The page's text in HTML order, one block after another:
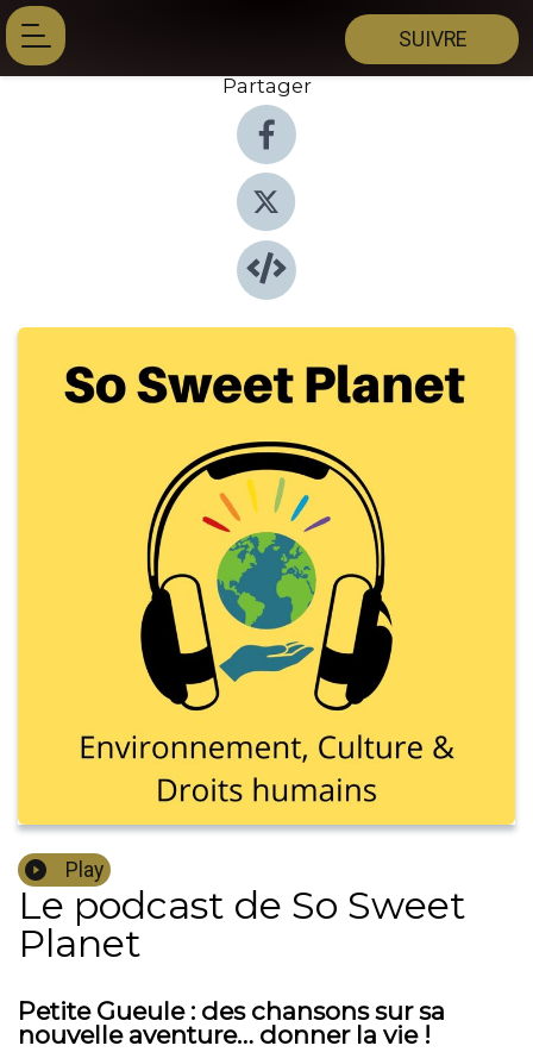
SUIVRE
Partager
Play
Le podcast de So Sweet
Planet
Petite Gueule : des chansons sur sa
nouvelle aventure… donner la vie !